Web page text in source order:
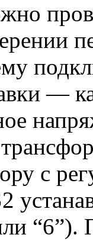
—
с
“6”).